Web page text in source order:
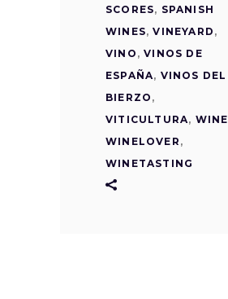
SCORES, SPANISH
WINES,VINEYARD ,
VINO ,VINOS DE
ESPAÑA, VINOS DEL
BIERZO ,
VITICULTURA, WINE
WINELOVER ,
WINETASTING